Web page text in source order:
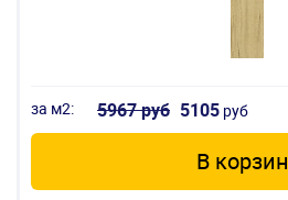
за м2: 5967 руб 5105 руб
В